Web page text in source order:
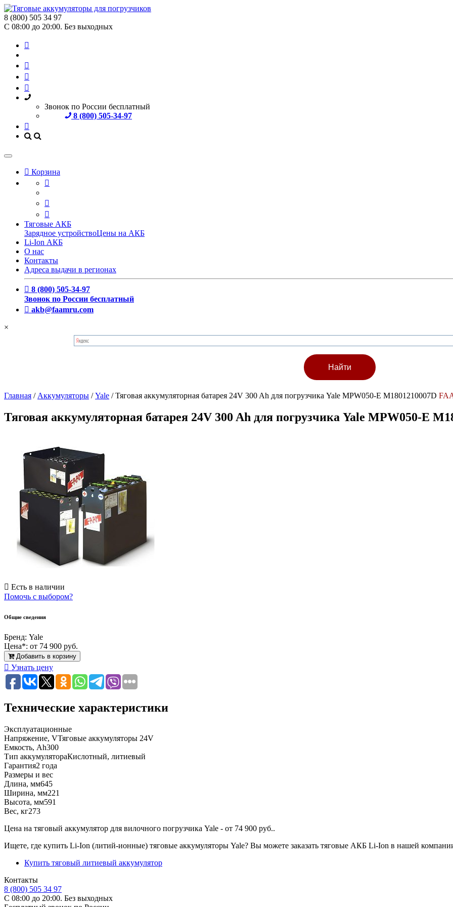
8 (800) 505 34 97
С 08:00 до 20:00. Без выходных
Звонок по России бесплатный
8 (800) 505-34-97
Корзина
Тяговые АКБ
Зарядное устройствоЦены на АКБ
Li-Ion АКБ
О нас
Контакты
Адреса выдачи в регионах
8 (800) 505-34-97
Звонок по России бесплатный
akb@faamru.com
×
Главная / Аккумуляторы /Yale /Тяговая аккумуляторная батарея 24V 300 Ah для погрузчика Yale MPW050-E M1801210007D
Тяговая аккумуляторная батарея 24V 300 Ah для погрузчика Yale MPW050-E
Есть в наличии
Помочь с выбором?
Общие сведения
Бренд: Yale
Цена*: от 74 900 руб.
Добавить в корзину
Узнать цену
Технические характеристики
Эксплуатационные
Напряжение, VТяговые аккумуляторы 24V
Емкость, Ah300
Тип аккумулятораКислотный, литиевый
Гарантия2 года
Размеры и вес
Длина, мм645
Ширина, мм221
Высота, мм591
Вес, кг273
Цена на тяговый аккумулятор для вилочного погрузчика Yale - от 74 900 руб..
Ищете, где купить Li-Ion (литий-ионные) тяговые аккумуляторы Yale? Вы можете заказать тяговые АКБ Li-Ion в нашей
Купить тяговый литиевый аккумулятор
Контакты
8 (800) 505 34 97
С 08:00 до 20:00. Без выходных